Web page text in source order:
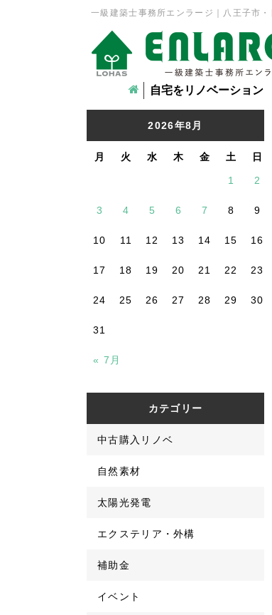
一級建築士事務所エンラージ｜八王子市
自宅をリノベーション
2026年8月
月 火 水 木 金 土 日
« 7月
1 2
3 4 5 6 7 8 9
10 11 12 13 14 15 16
17 18 19 20 21 22 23
24 25 26 27 28 29 30
31
カテゴリー
中古購入リノベ
自然素材
太陽光発電
エクステリア・外構
補助金
イベント